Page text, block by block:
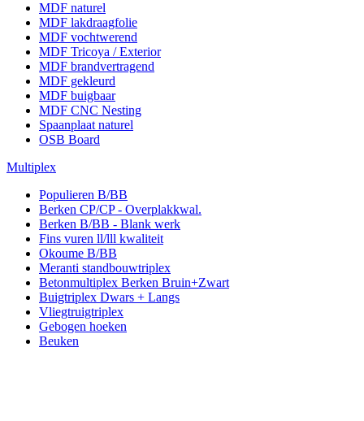
MDF naturel
MDF lakdraagfolie
MDF vochtwerend
MDF Tricoya / Exterior
MDF brandvertragend
MDF gekleurd
MDF buigbaar
MDF CNC Nesting
Spaanplaat naturel
OSB Board
Multiplex
Populieren B/BB
Berken CP/CP - Overplakkwal.
Berken B/BB - Blank werk
Fins vuren ll/lll kwaliteit
Okoume B/BB
Meranti standbouwtriplex
Betonmultiplex Berken Bruin+Zwart
Buigtriplex Dwars + Langs
Vliegtruigtriplex
Gebogen hoeken
Beuken